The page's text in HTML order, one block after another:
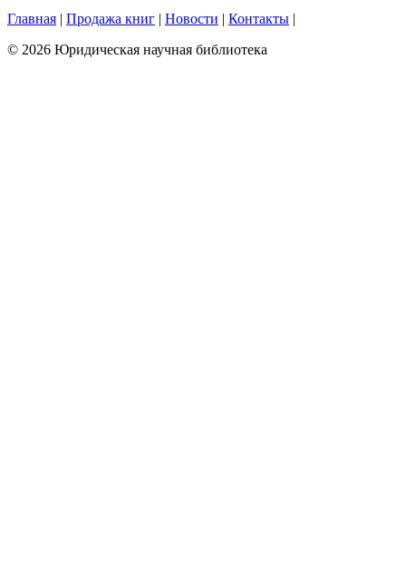
Главная | Продажа книг | Новости | Контакты |
© 2026 Юридическая научная библиотека